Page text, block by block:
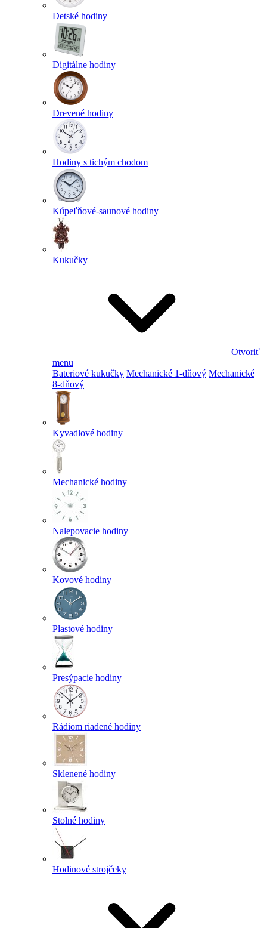
Detské hodiny
Digitálne hodiny
Drevené hodiny
Hodiny s tichým chodom
Kúpeľňové-saunové hodiny
Kukučky
Otvoriť
menu
Bateriové kukučky Mechanické 1-dňový Mechanické
8-dňový
Kyvadlové hodiny
Mechanické hodiny
Nalepovacie hodiny
Kovové hodiny
Plastové hodiny
Presýpacie hodiny
Rádiom riadené hodiny
Sklenené hodiny
Stolné hodiny
Hodinové strojčeky